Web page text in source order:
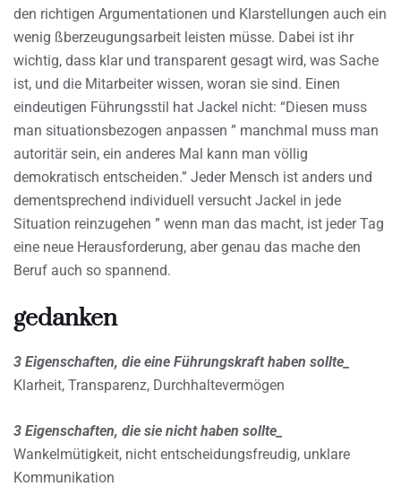
den richtigen Argumentationen und Klarstellungen auch ein
wenig ßberzeugungsarbeit leisten müsse. Dabei ist ihr
wichtig, dass klar und transparent gesagt wird, was Sache
ist, und die Mitarbeiter wissen, woran sie sind. Einen
eindeutigen Führungsstil hat Jackel nicht: “Diesen muss
man situationsbezogen anpassen ” manchmal muss man
autoritär sein, ein anderes Mal kann man völlig
demokratisch entscheiden.” Jeder Mensch ist anders und
dementsprechend individuell versucht Jackel in jede
Situation reinzugehen ” wenn man das macht, ist jeder Tag
eine neue Herausforderung, aber genau das mache den
Beruf auch so spannend.
gedanken
3 Eigenschaften, die eine Führungskraft haben sollte_
Klarheit, Transparenz, Durchhaltevermögen
3 Eigenschaften, die sie nicht haben sollte_
Wankelmütigkeit, nicht entscheidungsfreudig, unklare
Kommunikation